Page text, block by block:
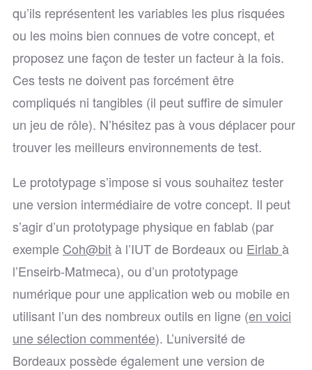
qu’ils représentent les variables les plus risquées
ou les moins bien connues de votre concept, et
proposez une façon de tester un facteur à la fois.
Ces tests ne doivent pas forcément être
compliqués ni tangibles (il peut suffire de simuler
un jeu de rôle). N’hésitez pas à vous déplacer pour
trouver les meilleurs environnements de test.
Le prototypage s’impose si vous souhaitez tester
une version intermédiaire de votre concept. Il peut
s’agir d’un prototypage physique en fablab (par
exemple Coh@bità l’IUT de Bordeaux ou Eirlabà
l’Enseirb-Matmeca), ou d’un prototypage
numérique pour une application web ou mobile en
utilisant l’un des nombreux outils en ligne (en voici
une sélection commentée). L’université de
Bordeaux possède également une version de